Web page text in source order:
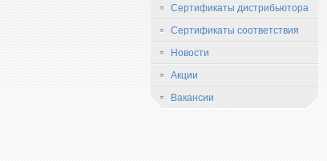
Сертификаты дистрибьютора
Сертификаты соответствия
Новости
Акции
Вакансии